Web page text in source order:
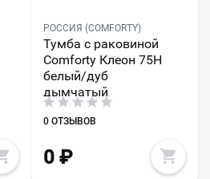
РОССИЯ (COMFORTY)
Тумба с раковиной
Comforty Клеон 75Н
белый/дуб
дымчатый
0 ОТЗЫВОВ
0₽